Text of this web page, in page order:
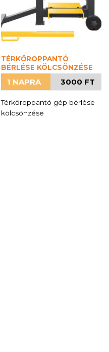
TÉRKŐROPPANTÓ
BÉRLÉSE KÖLCSÖNZÉSE
1 NAPRA 3000 FT
Térkőroppantó gép bérlése
kölcsönzése